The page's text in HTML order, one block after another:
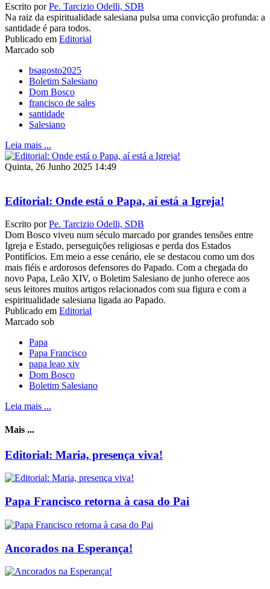
Escrito porPe. Tarcizio Odelli, SDB
Na raiz da espiritualidade salesiana pulsa uma convicção profunda: a
santidade é para todos.
Publicado em Editorial
Marcado sob
bsagosto2025
Boletim Salesiano
Dom Bosco
francisco de sales
santidade
Salesiano
Leia mais ...
Quinta, 26 Junho 2025 14:49
Editorial: Onde está o Papa, aí está a Igreja!
Escrito porPe. Tarcizio Odelli, SDB
Dom Bosco viveu num século marcado por grandes tensões entre
Igreja e Estado, perseguições religiosas e perda dos Estados
Pontifícios. Em meio a esse cenário, ele se destacou como um dos
mais fiéis e ardorosos defensores do Papado. Com a chegada do
novo Papa, Leão XIV, o Boletim Salesiano de junho oferece aos
seus leitores muitos artigos relacionados com sua figura e com a
espiritualidade salesiana ligada ao Papado.
Publicado em Editorial
Marcado sob
Papa
Papa Francisco
papa leao xiv
Dom Bosco
Boletim Salesiano
Leia mais ...
Mais ...
Editorial: Maria, presença viva!
Papa Francisco retorna à casa do Pai
Ancorados na Esperança!